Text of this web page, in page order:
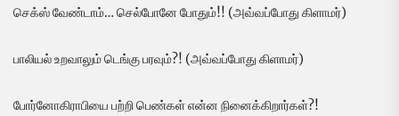
செக்ஸ் வேண்டாம்… செல்போனே போதும்!! (அவ்வப்போது கிளாமர்)
பாலியல் உறவாலும் டெங்கு பரவும்?! (அவ்வப்போது கிளாமர்)
போர்னோகிராபியை பற்றி பெண்கள் என்ன நினைக்கிறார்கள்?!